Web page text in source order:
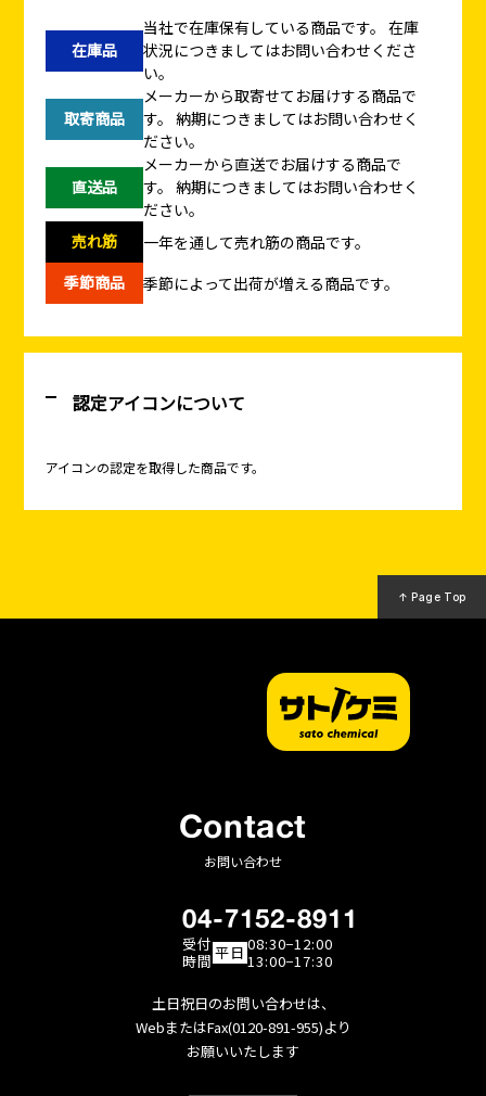
在庫品
当社で在庫保有している商品です。 在庫
状況につきましてはお問い合わせくださ
い。
取寄商品
メーカーから取寄せてお届けする商品で
す。 納期につきましてはお問い合わせく
ださい。
直送品
メーカーから直送でお届けする商品で
す。 納期につきましてはお問い合わせく
ださい。
売れ筋
一年を通して売れ筋の商品です。
季節商品
季節によって出荷が増える商品です。
認定アイコンについて
アイコンの認定を取得した商品です。
↑ Page Top
Contact
お問い合わせ
04-7152-8911
受付
時間平日 08:30−12:00
13:00−17:30
土日祝日のお問い合わせは、
WebまたはFax(0120-891-955)より
お願いいたします